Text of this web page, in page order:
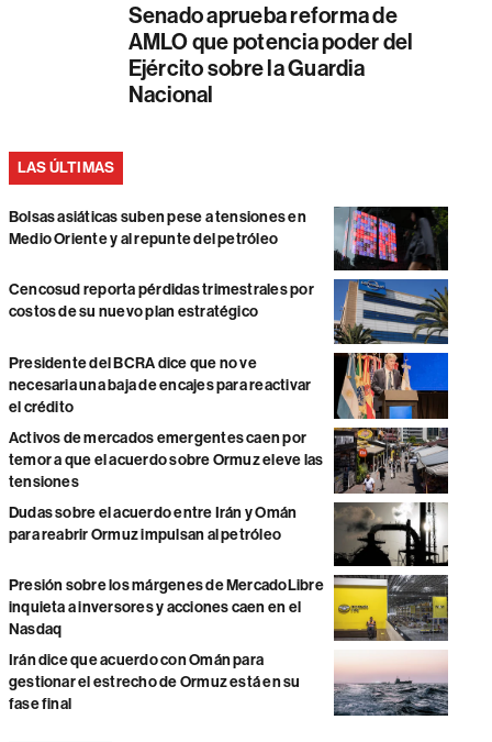
Senado aprueba reforma de
AMLO que potencia poder del
Ejército sobre la Guardia
Nacional
LAS ÚLTIMAS
Bolsas asiáticas suben pese a tensiones en
Medio Oriente y al repunte del petróleo
Cencosud reporta pérdidas trimestrales por
costos de su nuevo plan estratégico
Presidente del BCRA dice que no ve
necesaria una baja de encajes para reactivar
el crédito
Activos de mercados emergentes caen por
temor a que el acuerdo sobre Ormuz eleve las
tensiones
Dudas sobre el acuerdo entre Irán y Omán
para reabrir Ormuz impulsan al petróleo
Presión sobre los márgenes de MercadoLibre
inquieta a inversores y acciones caen en el
Nasdaq
Irán dice que acuerdo con Omán para
gestionar el estrecho de Ormuz está en su
fase final